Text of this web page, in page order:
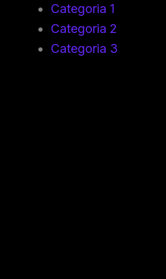
Categoria 1
Categoria 2
Categoria 3